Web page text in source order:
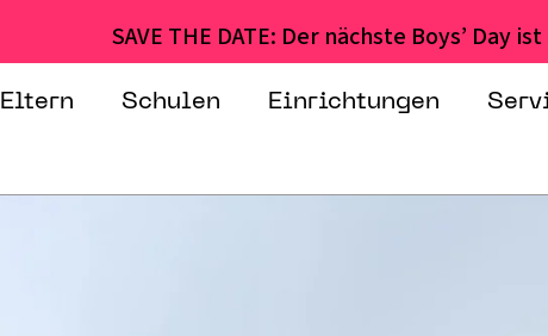
SAVE THE DATE: Der nächste Boys’ Day
Eltern Schulen Einrichtungen